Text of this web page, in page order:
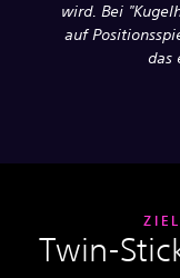
wird. Bei
auf
das
Twin-